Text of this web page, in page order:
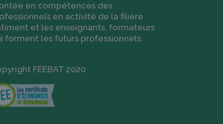
en compétences des
en activité de la filière
et les enseignants, formateurs
forment les futurs professionnels.
FEEBAT 2020